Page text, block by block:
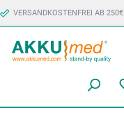
VERSANDKOSTENFREI AB 250€